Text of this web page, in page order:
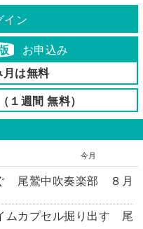
イン
お申込み
月は無料
１週間 無料）
今月
尾鷲中吹奏楽部 ８月
ムカプセル掘り出す 尾